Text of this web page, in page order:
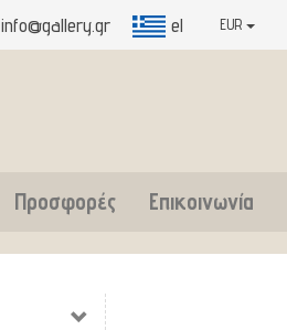
info@gallery.gr el EUR
Προσφορές Επικοινωνία